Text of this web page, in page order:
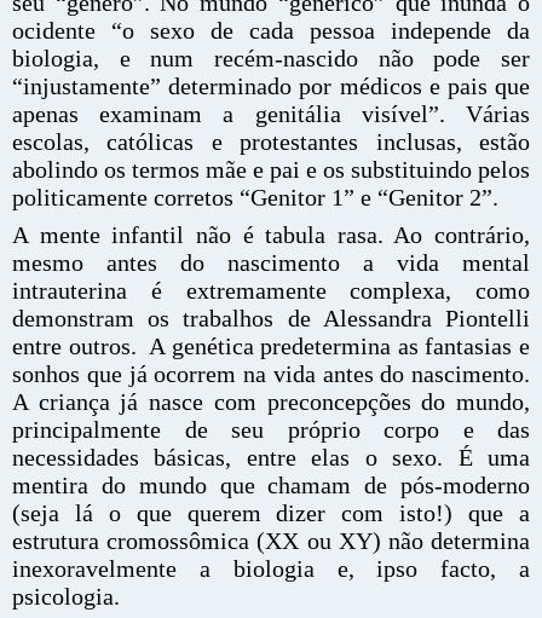
ocidente “o sexo de cada pessoa independe da
biologia, e num recém-nascido não pode ser
“injustamente” determinado por médicos e pais que
apenas examinam a genitália visível”. Várias
escolas, católicas e protestantes inclusas, estão
abolindo os termos mãe e pai e os substituindo pelos
politicamente corretos “Genitor 1” e “Genitor 2”.
A mente infantil não é tabula rasa. Ao contrário,
mesmo antes do nascimento a vida mental
intrauterina é extremamente complexa, como
demonstram os trabalhos de Alessandra Piontelli
entre outros. A genética predetermina as fantasias e
sonhos que já ocorrem na vida antes do nascimento.
A criança já nasce com preconcepções do mundo,
principalmente de seu próprio corpo e das
necessidades básicas, entre elas o sexo. É uma
mentira do mundo que chamam de pós-moderno
(seja lá o que querem dizer com isto!) que a
estrutura cromossômica (XX ou XY) não determina
inexoravelmente a biologia e, ipso facto, a
psicologia.